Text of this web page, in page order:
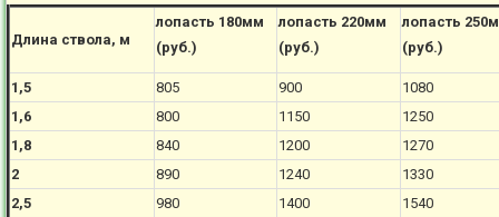
Длина ствола, м
лопасть 180мм
(руб.)
лопасть 220мм
(руб.)
лопасть
(руб.)
1,5 805 900
1080
1,6
800 1150
1250
1,8
840 1200
1270
2
890 1240
1330
2,5
980 1400
1540